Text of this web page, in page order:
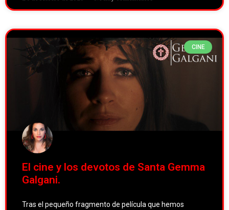
CINE
El cine y los devotos de Santa Gemma
Galgani.
Tras el pequeño fragmento de película que hemos